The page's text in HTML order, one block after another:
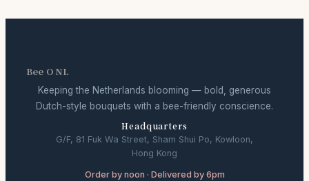
Bee O NL
Keeping the Netherlands blooming — bold, generous
Dutch-style bouquets with a bee-friendly conscience.
Headquarters
G/F, 81 Fuk Wa Street, Sham Shui Po, Kowloon,
Hong Kong
Order by noon · Delivered by 6pm